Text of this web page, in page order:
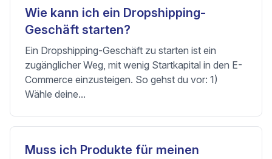
Wie kann ich ein Dropshipping-
Geschäft starten?
Ein Dropshipping-Geschäft zu starten ist ein
zugänglicher Weg, mit wenig Startkapital in den E-
Commerce einzusteigen. So gehst du vor: 1)
Wähle deine...
Muss ich Produkte für meinen